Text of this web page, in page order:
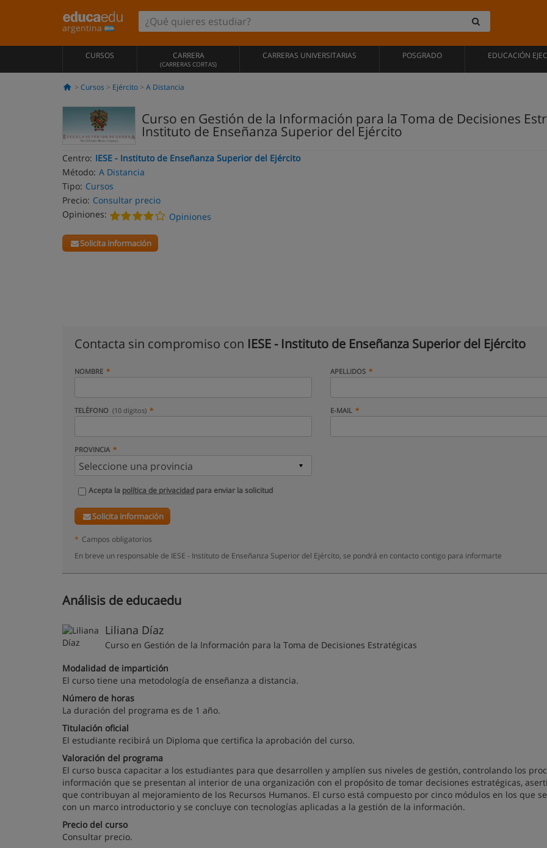
argentina
CURSOS CARRERA
(CARRERAS CORTAS)
CARRERAS UNIVERSITARIAS POSGRADO EDUCACIÓN
Cursos Ejército A Distancia
Curso en Gestión de la Información para la Toma de Decisiones
Instituto de Enseñanza Superior del Ejército
Centro: IESE - Instituto de Enseñanza Superior del Ejército
Método: A Distancia
Tipo: Cursos
Precio: Consultar precio
Opiniones:
Opiniones
Solicita información
Contacta sin compromiso con IESE - Instituto de Enseñanza Superior del Ejército
NOMBRE APELLIDOS
TELÉFONO (10 dígitos) E-MAIL
PROVINCIA
Acepta la política de privacidad para enviar la solicitud
Solicita información
* Campos obligatorios
En breve un responsable de IESE - Instituto de Enseñanza Superior del Ejército, se pondrá en contacto contigo para informarte
Análisis de educaedu
Liliana Díaz
Curso en Gestión de la Información para la Toma de Decisiones Estratégicas
Modalidad de impartición
El curso tiene una metodología de enseñanza a distancia.
Número de horas
La duración del programa es de 1 año.
Titulación oficial
El estudiante recibirá un Diploma que certifica la aprobación del curso.
Valoración del programa
El curso busca capacitar a los estudiantes para que desarrollen y amplíen sus niveles de gestión, controlando los
información que se presentan al interior de una organización con el propósito de tomar decisiones estratégicas,
que contribuyan al mejoramiento de los Recursos Humanos. El curso está compuesto por cinco módulos en los que
con un marco introductorio y se concluye con tecnologías aplicadas a la gestión de la información.
Precio del curso
Consultar precio.